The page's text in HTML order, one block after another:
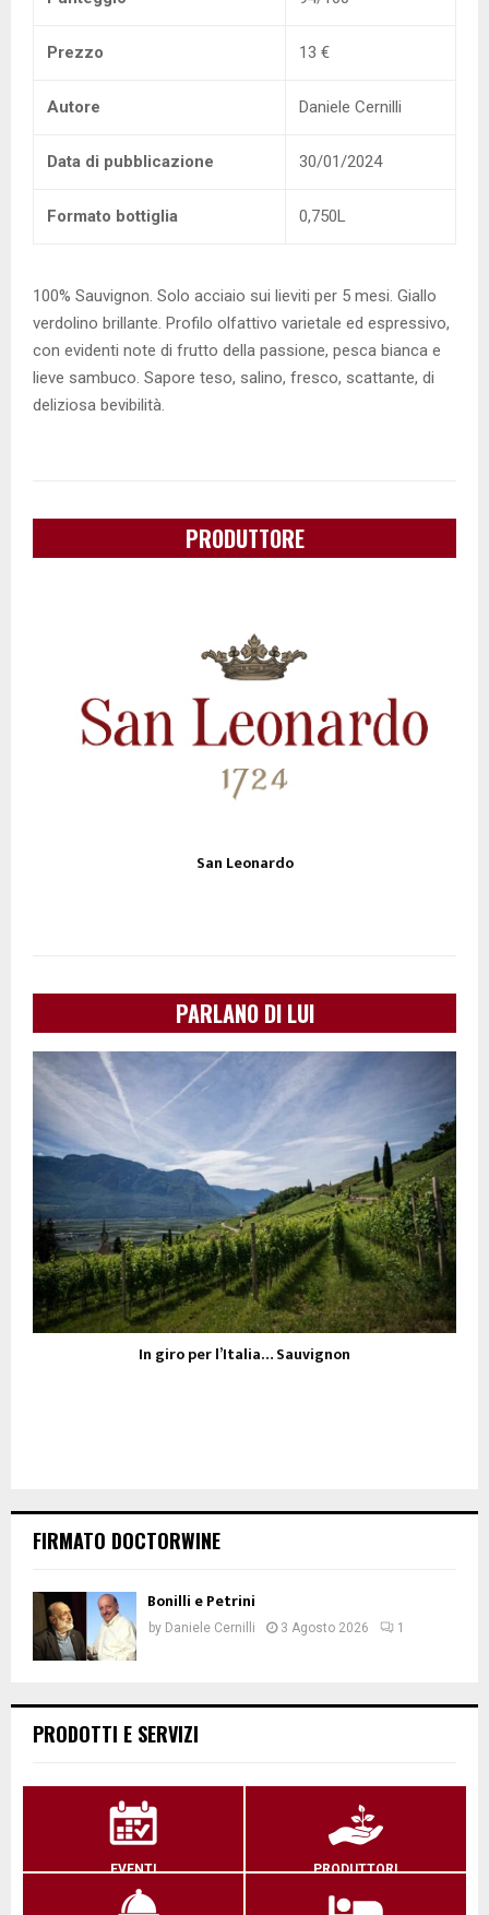
Prezzo 13 €
Autore Daniele Cernilli
Data di pubblicazione 30/01/2024
Formato bottiglia 0,750L
100% Sauvignon. Solo acciaio sui lieviti per 5 mesi. Giallo
verdolino brillante. Profilo olfattivo varietale ed espressivo,
con evidenti note di frutto della passione, pesca bianca e
lieve sambuco. Sapore teso, salino, fresco, scattante, di
deliziosa bevibilità.
PRODUTTORE
San Leonardo
PARLANO DI LUI
In giro per l’Italia… Sauvignon
FIRMATO DOCTORWINE
Bonilli e Petrini
by Daniele Cernilli 3 Agosto 2026 1
PRODOTTI E SERVIZI
EVENTI PRODUTTORI